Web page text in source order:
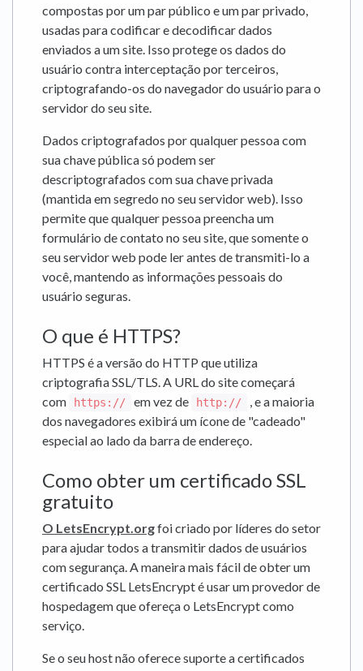
compostas por um par público e um par privado,
usadas para codificar e decodificar dados
enviados a um site. Isso protege os dados do
usuário contra interceptação por terceiros,
criptografando-os do navegador do usuário para o
servidor do seu site.
Dados criptografados por qualquer pessoa com
sua chave pública só podem ser
descriptografados com sua chave privada
(mantida em segredo no seu servidor web). Isso
permite que qualquer pessoa preencha um
formulário de contato no seu site, que somente o
seu servidor web pode ler antes de transmiti-lo a
você, mantendo as informações pessoais do
usuário seguras.
O que é HTTPS?
HTTPS é a versão do HTTP que utiliza
criptografia SSL/TLS. A URL do site começará
com
https:// em vez de http://
, e a maioria
dos navegadores exibirá um ícone de "cadeado"
especial ao lado da barra de endereço.
Como obter um certificado SSL
gratuito
O LetsEncrypt.orgfoi criado por líderes do setor
para ajudar todos a transmitir dados de usuários
com segurança. A maneira mais fácil de obter um
certificado SSL LetsEncrypt é usar um provedor de
hospedagem que ofereça o LetsEncrypt como
serviço.
Se o seu host não oferece suporte a certificados